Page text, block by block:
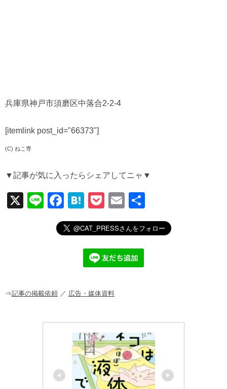
兵庫県神戸市須磨区中落合2-2-4
[itemlink post_id="66373"]
(C) ねこ専
▼記事が気に入ったらシェアしてニャ▼
X
Li
F
a
c
o
H
at
e
n
a
P
o
ck
et
E
m
ail
有
⇒記事の掲載依頼 ／ 広告・媒体資料